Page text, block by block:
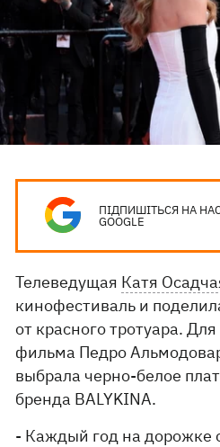
ПІДПИШІТЬСЯ НА
GOOGLE
Телеведущая Катя
кинофестиваль и
от красного тротуара.
фильма Педро
выбрала черно-белое
бренда BALYKINA.
- Каждый год на дорожке